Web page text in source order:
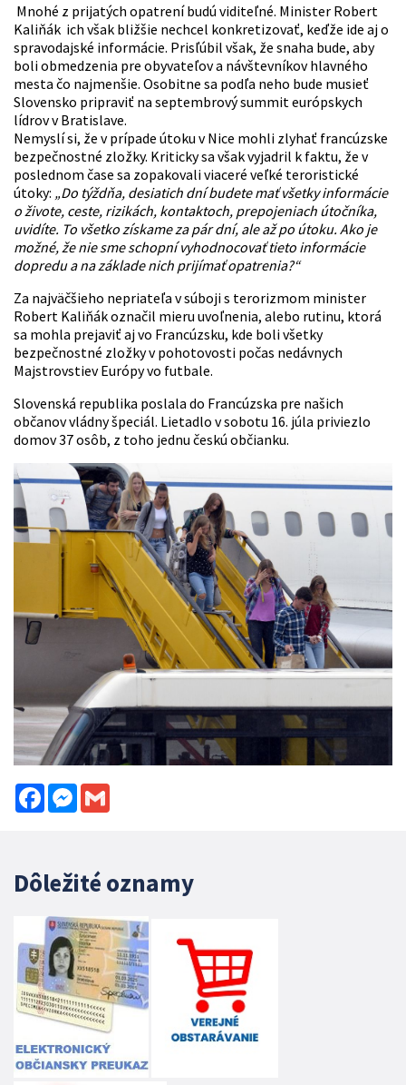
Mnohé z prijatých opatrení budú viditeľné. Minister Robert
Kaliňák ich však bližšie nechcel konkretizovať, keďže ide aj o
spravodajské informácie. Prisľúbil však, že snaha bude, aby
boli obmedzenia pre obyvateľov a návštevníkov hlavného
mesta čo najmenšie. Osobitne sa podľa neho bude musieť
Slovensko pripraviť na septembrový summit európskych
lídrov v Bratislave.
Nemyslí si, že v prípade útoku v Nice mohli zlyhať francúzske
bezpečnostné zložky. Kriticky sa však vyjadril k faktu, že v
poslednom čase sa zopakovali viaceré veľké teroristické
útoky: „Do týždňa, desiatich dní budete mať všetky informácie
o živote, ceste, rizikách, kontaktoch, prepojeniach útočníka,
uvidíte. To všetko získame za pár dní, ale až po útoku. Ako je
možné, že nie sme schopní vyhodnocovať tieto informácie
dopredu a na základe nich prijímať opatrenia?“
Za najväčšieho nepriateľa v súboji s terorizmom minister
Robert Kaliňákoznačil mieru uvoľnenia, alebo rutinu, ktorá
sa mohla prejaviť aj vo Francúzsku, kde boli všetky
bezpečnostné zložky v pohotovosti počas nedávnych
Majstrovstiev Európy vo futbale.
Slovenská republika poslala do Francúzska pre našich
občanov vládny špeciál. Lietadlo v sobotu 16. júla priviezlo
domov 37 osôb, z toho jednu českú občianku.
FacebookMessenger
Dôležité oznamy